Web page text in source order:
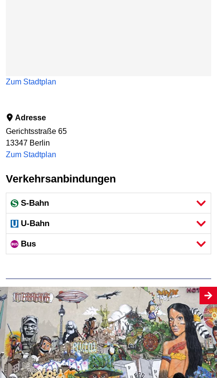
Zum Stadtplan
Adresse
Gerichtsstraße 65
13347 Berlin
Zum Stadtplan
Verkehrsanbindungen
S-Bahn
U-Bahn
Bus